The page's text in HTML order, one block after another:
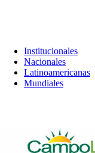
Institucionales
Nacionales
Latinoamericanas
Mundiales